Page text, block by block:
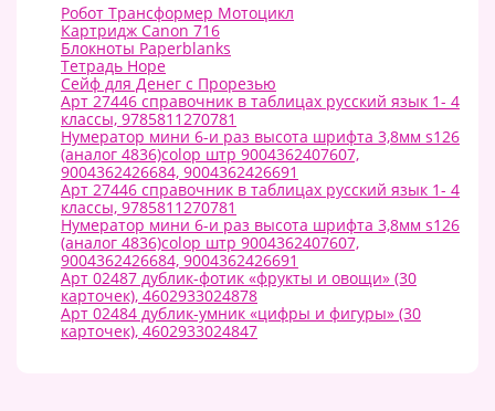
Робот Трансформер Мотоцикл
Картридж Canon 716
Блокноты Paperblanks
Тетрадь Hope
Сейф для Денег с Прорезью
Арт 27446 справочник в таблицах русский язык 1- 4
классы, 9785811270781
Нумератор мини 6-и раз высота шрифта 3,8мм s126
(аналог 4836)colop штр 9004362407607,
9004362426684, 9004362426691
Арт 27446 справочник в таблицах русский язык 1- 4
классы, 9785811270781
Нумератор мини 6-и раз высота шрифта 3,8мм s126
(аналог 4836)colop штр 9004362407607,
9004362426684, 9004362426691
Арт 02487 дублик-фотик «фрукты и овощи» (30
карточек), 4602933024878
Арт 02484 дублик-умник «цифры и фигуры» (30
карточек), 4602933024847